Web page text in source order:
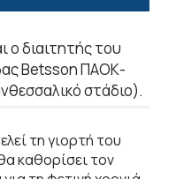
ο διαιτητής του
Betsson ΠΑΟΚ-
στάδιο).
τη γιορτή του
καθορίσει τον